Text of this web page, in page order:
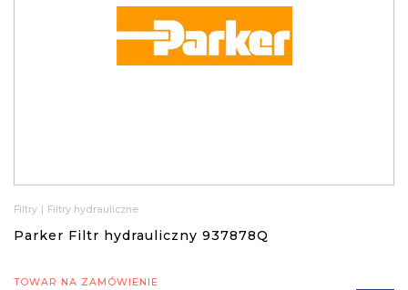
Filtry | Filtry hydrauliczne
Parker Filtr hydrauliczny 937878Q
TOWAR NA ZAMÓWIENIE